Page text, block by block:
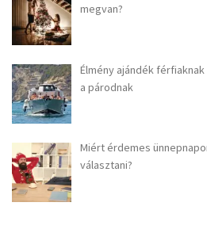
megvan?
Élmény ajándék
a párodnak
Miért érdemes
választani?